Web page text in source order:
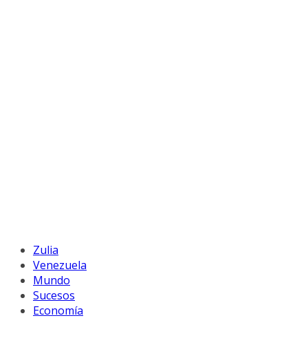
Zulia
Venezuela
Mundo
Sucesos
Economía